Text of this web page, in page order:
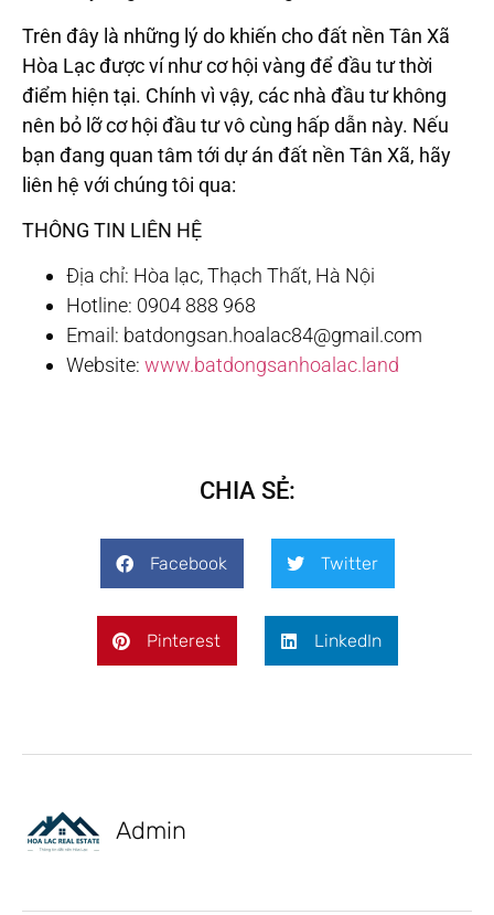
Trên đây là những lý do khiến cho đất nền Tân Xã
Hòa Lạc được ví như cơ hội vàng để đầu tư thời
điểm hiện tại. Chính vì vậy, các nhà đầu tư không
nên bỏ lỡ cơ hội đầu tư vô cùng hấp dẫn này. Nếu
bạn đang quan tâm tới dự án đất nền Tân Xã, hãy
liên hệ với chúng tôi qua:
THÔNG TIN LIÊN HỆ
Địa chỉ: Hòa lạc, Thạch Thất, Hà Nội
Hotline: 0904 888 968
Email: batdongsan.hoalac84@gmail.com
Website: www.batdongsanhoalac.land
CHIA SẺ:
Facebook Twitter
Pinterest LinkedIn
Admin